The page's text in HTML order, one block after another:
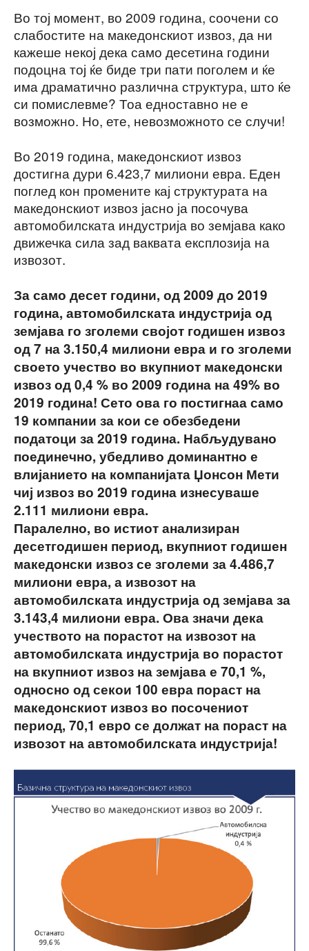
Во тој момент, во 2009 година, соочени со
слабостите на македонскиот извоз, да ни
кажеше некој дека само десетина години
подоцна тој ќе биде три пати поголем и ќе
има драматично различна структура, што ќе
си помислевме? Тоа едноставно не е
возможно. Но, ете, невозможното се случи!
Во 2019 година, македонскиот извоз
достигна дури 6.423,7 милиони евра. Еден
поглед кон промените кај структурата на
македонскиот извоз јасно ја посочува
автомобилската индустрија во земјава како
движечка сила зад ваквата експлозија на
извозот.
За само десет години, од 2009 до 2019
година, автомобилската индустрија од
земјава го зголеми својот годишен извоз
од 7 на 3.150,4 милиони евра и го зголеми
своето учество во вкупниот македонски
извоз од 0,4 % во 2009 година на 49% во
2019 година! Сето ова го постигнаа само
19 компании за кои се обезбедени
податоци за 2019 година. Набљудувано
поединечно, убедливо доминантно е
влијанието на компанијата Џонсон Мети
чиј извоз во 2019 година изнесуваше
2.111 милиони евра.
Паралелно, во истиот анализиран
десетгодишен период, вкупниот годишен
македонски извоз се зголеми за 4.486,7
милиони евра, а извозот на
автомобилската индустрија од земјава за
3.143,4 милиони евра. Ова значи дека
учеството на порастот на извозот на
автомобилската индустрија во порастот
на вкупниот извоз на земјава е 70,1 %,
односно од секои 100 евра пораст на
македонскиот извоз во посочениот
период, 70,1 еврo се должат на пораст на
извозот на автомобилската индустрија!